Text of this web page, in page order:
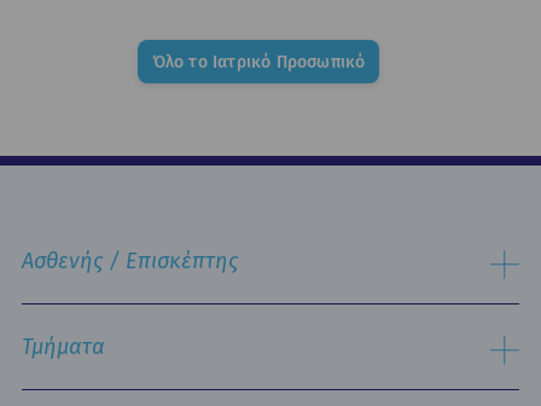
Όλο το Ιατρικό Προσωπικό
Ασθενής / Επισκέπτης
Διαδικασία Εισαγωγής
Διαδικασία Eξιτηρίου
Δωμάτια & Διατροφή
Υπηρεσίες
Τμήματα
Εργαστηριακός Τομέας